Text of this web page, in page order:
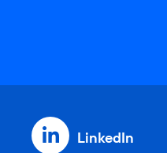
LinkedIn